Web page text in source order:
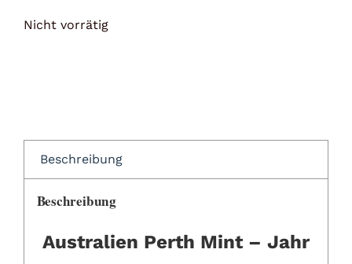
Nicht vorrätig
Beschreibung
Beschreibung
Australien Perth Mint – Jahr